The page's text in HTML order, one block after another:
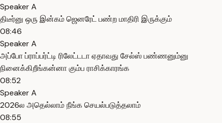
Speaker A
திடீர்னு ஒரு இன்கம் ஜெனரேட் பண்ற மாதிரி இருக்கும்
08:46
Speaker A
அப்போ ப்ராப்பர்ட்டி ரிலேட்டடா ஏதாவது சேல்ஸ் பண்ணனும்னு
நினைக்கிறீங்கன்னா கும்ப ராசிக்காரங்க
08:52
Speaker A
2026ல அதெல்லாம் நீங்க செயல்படுத்தலாம்
08:55